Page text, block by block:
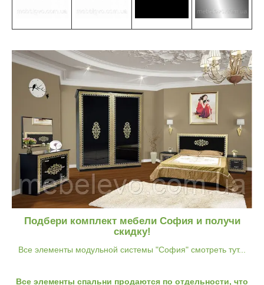
Подбери комплект мебели София и получи
скидку!
Все элементы модульной системы "София" смотреть тут...
Все элементы спальни продаются по отдельности, что